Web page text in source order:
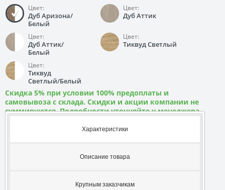
Цвет:
Дуб Аризона/
Белый
Цвет:
Дуб Аттик
Цвет:
Дуб Аттик/
Белый
Цвет:
Тиквуд Светлый
Цвет:
Тиквуд
Светлый/Белый
Скидка 5% при условии 100% предоплаты и
самовывоза с склада. Скидки и акции компании не
суммируются. Подробности уточняйте у менеджера
Характеристики
Описание товара
Крупным заказчикам